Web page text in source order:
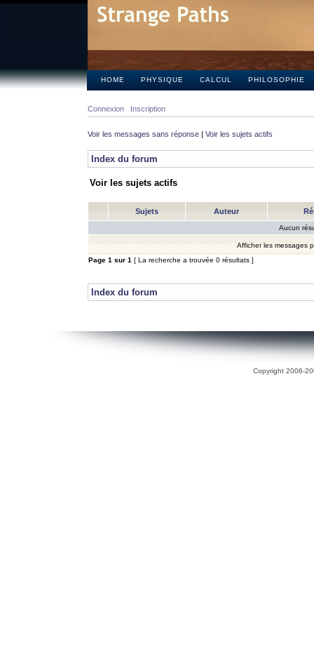
HOME PHYSIQUE CALCUL PHILOSOPHIE
Connexion Inscription
Voir les messages sans réponse | Voir les sujets actifs
Index du forum
Voir les sujets actifs
Sujets Auteur
Aucun
Afficher les messages
Page 1 sur 1 [ La recherche a trouvée 0 résultats ]
Index du forum
Copyright 2006-